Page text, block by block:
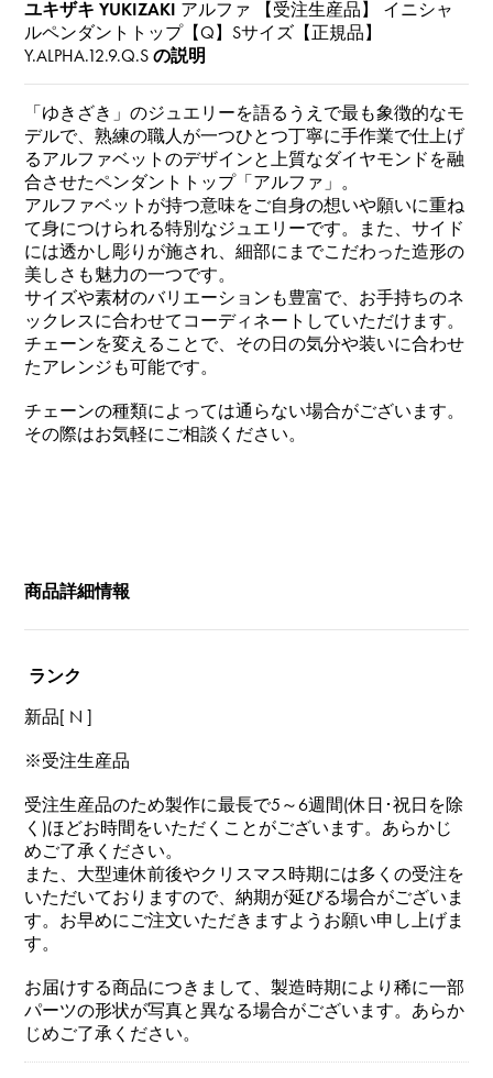
ユキザキ YUKIZAKI アルファ 【受注生産品】 イニシャ
ルペンダントトップ【Q】Sサイズ【正規品】
Y.ALPHA.12.9.Q.S の説明
「ゆきざき」のジュエリーを語るうえで最も象徴的なモ
デルで、熟練の職人が一つひとつ丁寧に手作業で仕上げ
るアルファベットのデザインと上質なダイヤモンドを融
合させたペンダントトップ「アルファ」。
アルファベットが持つ意味をご自身の想いや願いに重ね
て身につけられる特別なジュエリーです。また、サイド
には透かし彫りが施され、細部にまでこだわった造形の
美しさも魅力の一つです。
サイズや素材のバリエーションも豊富で、お手持ちのネ
ックレスに合わせてコーディネートしていただけます。
チェーンを変えることで、その日の気分や装いに合わせ
たアレンジも可能です。
チェーンの種類によっては通らない場合がございます。
その際はお気軽にご相談ください。
商品詳細情報
ランク
新品[ N ]
※受注生産品
受注生産品のため製作に最長で5～6週間(休日･祝日を除
く)ほどお時間をいただくことがございます。あらかじ
めご了承ください。
また、大型連休前後やクリスマス時期には多くの受注を
いただいておりますので、納期が延びる場合がございま
す。お早めにご注文いただきますようお願い申し上げま
す。
お届けする商品につきまして、製造時期により稀に一部
パーツの形状が写真と異なる場合がございます。あらか
じめご了承ください。